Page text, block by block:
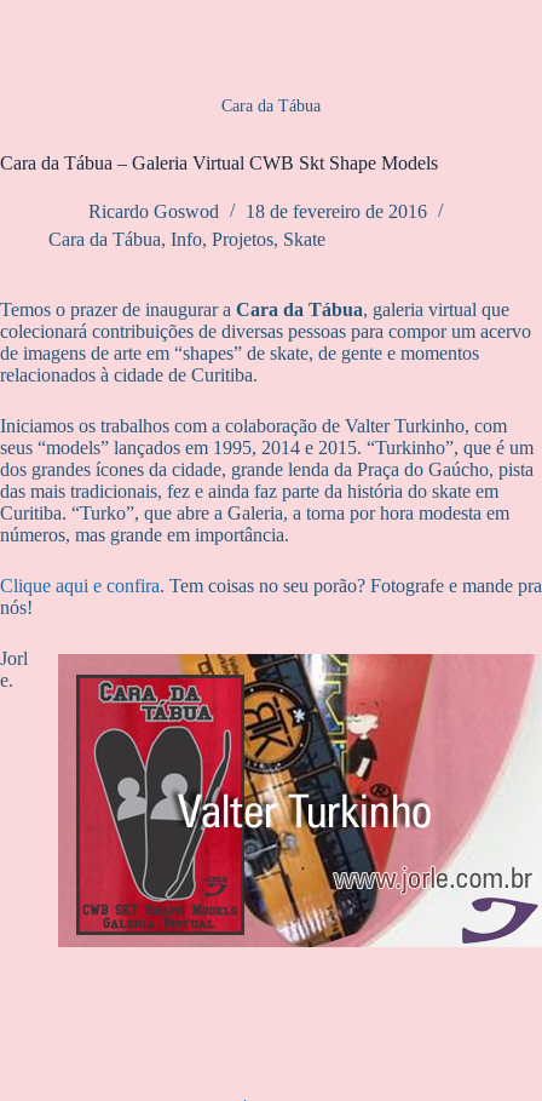
Cara da Tábua
Cara da Tábua – Galeria Virtual CWB Skt Shape Models
Ricardo Goswod
18 de fevereiro de 2016
Cara da Tábua, Info, Projetos, Skate
Temos o prazer de inaugurar a Cara da Tábua, galeria virtual que
colecionará contribuições de diversas pessoas para compor um acervo
de imagens de arte em “shapes” de skate, de gente e momentos
relacionados à cidade de Curitiba.
Iniciamos os trabalhos com a colaboração de Valter Turkinho, com
seus “models” lançados em 1995, 2014 e 2015. “Turkinho”, que é um
dos grandes ícones da cidade, grande lenda da Praça do Gaúcho, pista
das mais tradicionais, fez e ainda faz parte da história do skate em
Curitiba. “Turko”, que abre a Galeria, a torna por hora modesta em
números, mas grande em importância.
Clique aqui e confira. Tem coisas no seu porão? Fotografe e mande pra
nós!
Jorl
e.